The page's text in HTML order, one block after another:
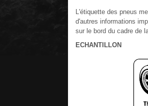
L'étiquette des pneus
d'autres informations
sur le bord du cadre de
ECHANTILLON